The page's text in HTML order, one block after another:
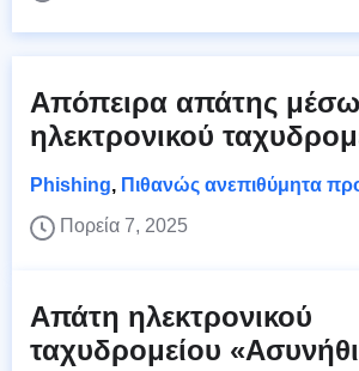
Απόπειρα απάτης μέσω
ηλεκτρονικού
Phishing, Πιθανώς ανεπιθύμητα
Πορεία 7, 2025
Απάτη ηλεκτρονικού
ταχυδρομείου